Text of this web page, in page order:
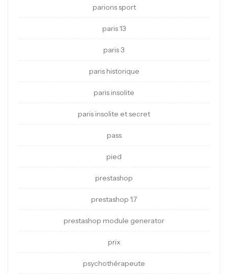
parions sport
paris 13
paris 3
paris historique
paris insolite
paris insolite et secret
pass
pied
prestashop
prestashop 1.7
prestashop module generator
prix
psychothérapeute